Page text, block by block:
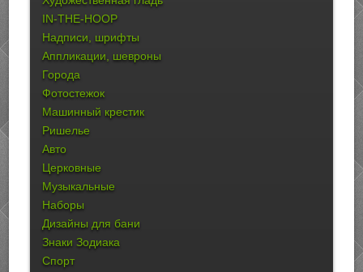
IN-THE-HOOP
Надписи, шрифты
Аппликации, шевроны
Города
Фотостежок
Машинный крестик
Ришелье
Авто
Церковные
Музыкальные
Наборы
Дизайны для бани
Знаки Зодиака
Спорт